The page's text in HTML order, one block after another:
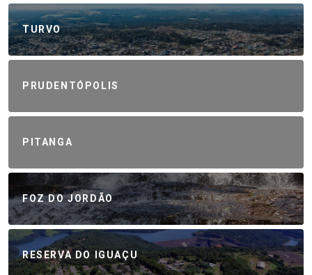
TURVO
PRUDENTÓPOLIS
PITANGA
FOZ DO JORDÃO
RESERVA DO IGUAÇU